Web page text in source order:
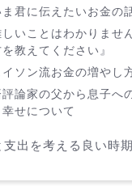
ま君に伝えたいお金の
しいことはわかりませ
を教えてください』
イソン流お金の増やし
評論家の父から息子へ
せについて
支出を考える良い時期